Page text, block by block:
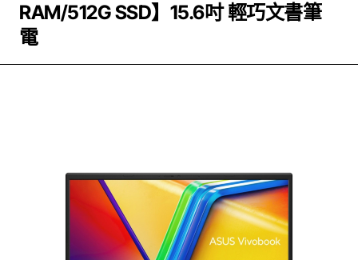
RAM/512G SSD】15.6吋 輕巧文書筆
電